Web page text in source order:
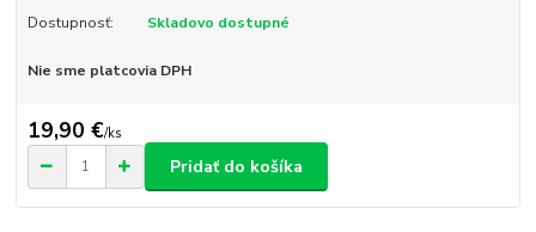
Dostupnosť: Skladovo dostupné
Nie sme platcovia DPH
19,90 €/ks
Pridať do košíka